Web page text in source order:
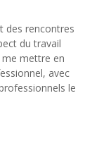
des rencontres
du travail
me mettre en
avec
le